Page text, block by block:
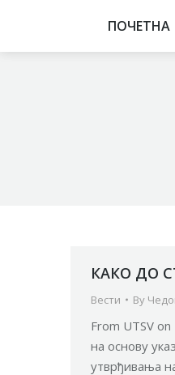
ПОЧЕТНА
КАКО ДО
Вести By
From UTSV
на основу
утврђивања
ПОЧЕТНА